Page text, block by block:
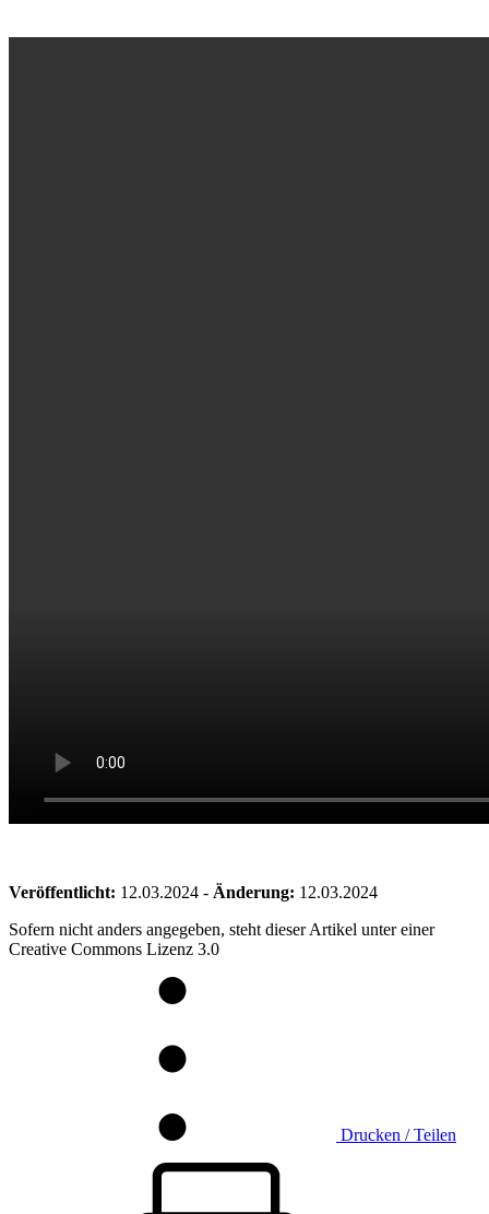
Veröffentlicht: 12.03.2024 - Änderung: 12.03.2024
Sofern nicht anders angegeben, steht dieser Artikel unter einer
Creative Commons Lizenz 3.0
Drucken / Teilen